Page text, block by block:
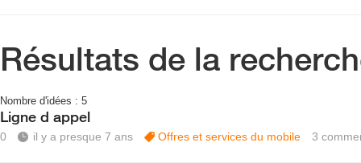
Résultats de la
Nombre d'idées : 5
Ligne d appel
0 il y a presque 7 ans Offres et services du mobile 3